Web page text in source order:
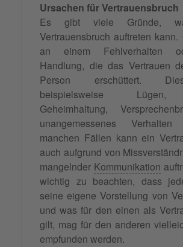
Ursachen für Vertrauensbruch
Es gibt viele Gründe,
Vertrauensbruch auftreten
an einem Fehlverhalten
Handlung, die das Vertrauen
Person erschüttert.
beispielsweise Lügen,
Geheimhaltung,
unangemessenes
manchen Fällen kann ein
auch aufgrund von
mangelnder Kommunikation
wichtig zu beachten, dass
seine eigene Vorstellung von
und was für den einen als
gilt, mag für den anderen
empfunden werden.